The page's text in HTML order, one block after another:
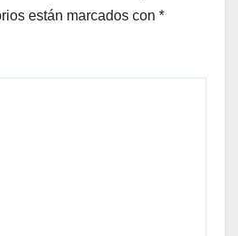
están marcados con *